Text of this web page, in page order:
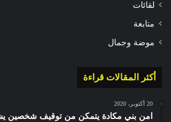
لقائات
متابعة
موضة وجمال
أكثر المقالات قراءة
20 أكتوبر، 2020
امن بني مكادة يتمكن من توقيف شخصين